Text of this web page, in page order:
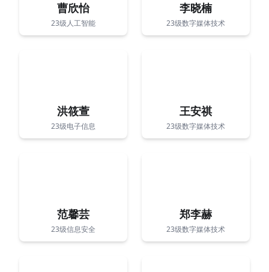
曹欣怡
23级人工智能
李晓楠
23级数字媒体技术
洪筱萱
23级电子信息
王安祺
23级数字媒体技术
范馨芸
23级信息安全
郑李赫
23级数字媒体技术